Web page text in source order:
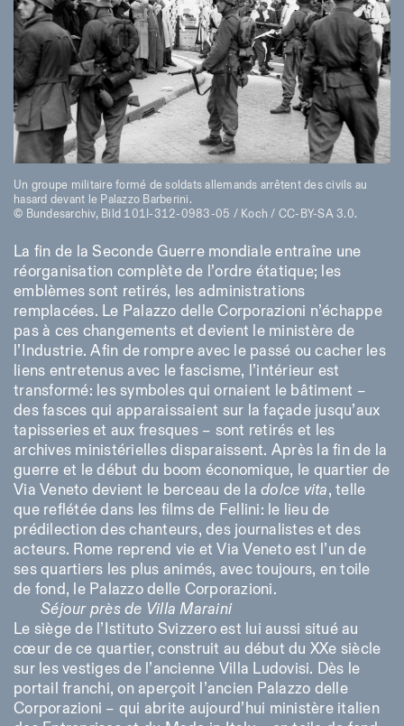
Un groupe militaire formé de soldats allemands arrêtent des civils au
hasard devant le Palazzo Barberini.
© Bundesarchiv, Bild 101I-312-0983-05 / Koch / CC-BY-SA 3.0.
La fin de la Seconde Guerre mondiale entraîne une
réorganisation complète de l’ordre étatique; les
emblèmes sont retirés, les administrations
remplacées. Le Palazzo delle Corporazioni n’échappe
pas à ces changements et devient le ministère de
l’Industrie. Afin de rompre avec le passé ou cacher les
liens entretenus avec le fascisme, l’intérieur est
transformé: les symboles qui ornaient le bâtiment –
des fasces qui apparaissaient sur la façade jusqu’aux
tapisseries et aux fresques – sont retirés et les
archives ministérielles disparaissent. Après la fin de la
guerre et le début du boom économique, le quartier de
Via Veneto devient le berceau de la dolce vita, telle
que reflétée dans les films de Fellini: le lieu de
prédilection des chanteurs, des journalistes et des
acteurs. Rome reprend vie et Via Veneto est l’un de
ses quartiers les plus animés, avec toujours, en toile
de fond, le Palazzo delle Corporazioni.
Séjour près de Villa Maraini
Le siège de l’Istituto Svizzero est lui aussi situé au
cœur de ce quartier, construit au début du XXe siècle
sur les vestiges de l’ancienne Villa Ludovisi. Dès le
portail franchi, on aperçoit l’ancien Palazzo delle
Corporazioni – qui abrite aujourd’hui ministère italien